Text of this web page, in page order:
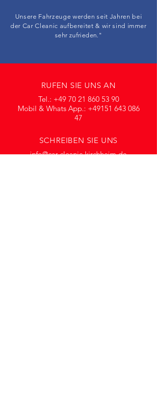
Unsere Fahrzeuge werden seit Jahren bei
der Car Cleanic aufbereitet & wir sind immer
sehr zufrieden."
RUFEN SIE UNS AN
Tel.: +49 70 21 860 53 90
Mobil & Whats App.: +49151 643 086
47
SCHREIBEN SIE UNS
info@car-cleanic-kirchheim.de